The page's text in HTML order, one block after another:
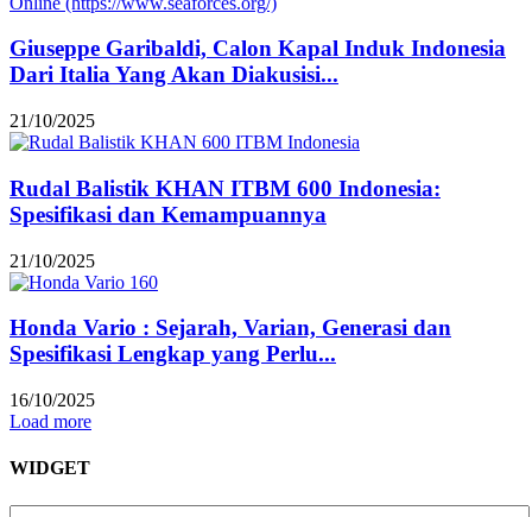
Giuseppe Garibaldi, Calon Kapal Induk Indonesia
Dari Italia Yang Akan Diakusisi...
21/10/2025
Rudal Balistik KHAN ITBM 600 Indonesia:
Spesifikasi dan Kemampuannya
21/10/2025
Honda Vario : Sejarah, Varian, Generasi dan
Spesifikasi Lengkap yang Perlu...
16/10/2025
Load more
WIDGET